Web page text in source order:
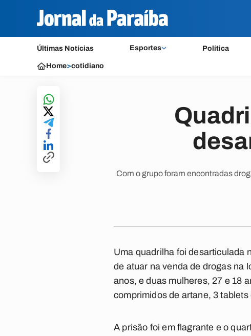
Últimas Notícias Esportes Política
Home>cotidiano
Com o grupo foram encontradas
Uma quadrilha foi desarticulada
de atuar na venda de drogas na
anos, e duas mulheres, 27 e 18
comprimidos de artane, 3
A prisão foi em flagrante e o